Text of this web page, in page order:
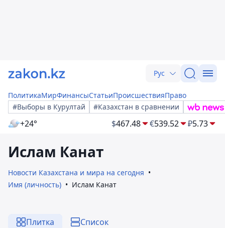
Рус
ПолитикаМирФинансыСтатьиПроисшествияПраво
#Выборы в Курултай
#Казахстан в сравнении
+24° $467.48 €539.52 ₽5.73
Ислам Канат
Новости Казахстана и мира на сегодня
Имя (личность)
Ислам Канат
Плитка Список